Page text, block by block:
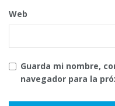
Web
Guarda mi nombre,
navegador para la